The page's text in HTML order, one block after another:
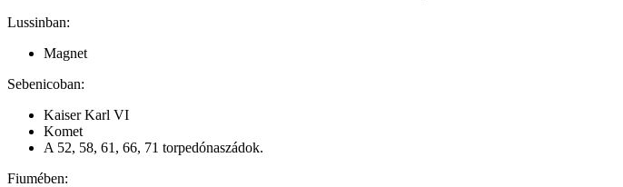
Lussinban:
Magnet
Sebenicoban:
Kaiser Karl VI
Komet
A 52, 58, 61, 66, 71 torpedónaszádok.
Fiumében: